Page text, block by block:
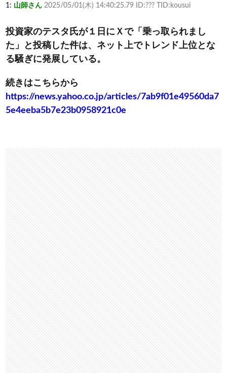
1: 山師さん 2025/05/01(木) 14:40:25.79 ID:??? TID:kousui
投資家のテスタ氏が１日にＸで「乗っ取られまし
た」と投稿した件は、ネット上でトレンド上位とな
る騒ぎに発展している。
続きはこちらから
https://news.yahoo.co.jp/articles/7ab9f01e49560da7
5e4eeba5b7e23b0958921c0e